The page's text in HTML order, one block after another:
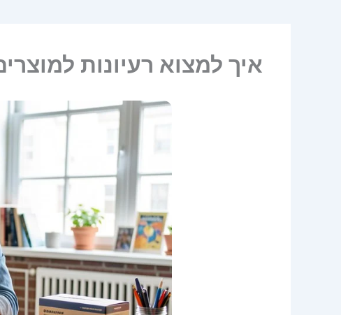
איך למצוא רעיונות